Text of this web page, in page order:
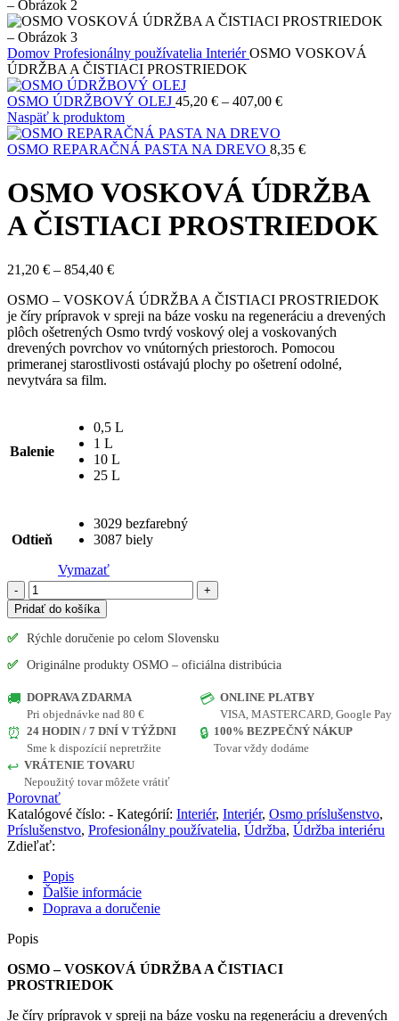
Domov Profesionálny používatelia InteriérOSMO VOSKOVÁ
ÚDRŽBA A ČISTIACI PROSTRIEDOK
OSMO ÚDRŽBOVÝ OLEJ 45,20 € – 407,00 €Price
through
Naspäť k produktom
OSMO REPARAČNÁ PASTA NA DREVO 8,35 €
OSMO VOSKOVÁ ÚDRŽBA
A ČISTIACI PROSTRIEDOK
21,20 € – 854,40 €Price
21,20 €
through
854,40 €
OSMO – VOSKOVÁ ÚDRŽBA A ČISTIACI PROSTRIEDOK
je číry prípravok v spreji na báze vosku na regeneráciu a drevených
plôch ošetrených Osmo tvrdý voskový olej a voskovaných
drevených povrchov vo vnútorných priestoroch. Pomocou
primeranej starostlivosti ostávajú plochy po ošetrení odolné,
nevytvára sa film.
Balenie
0,5 L
1 L
10 L
25 L
Odtieň
3029 bezfarebný
3087 biely
Vymazať
množstvo
OSMO
VOSKOVÁ
ÚDRŽBA
ČISTIACI
Pridať do košíka
✅
Rýchle doručenie po celom Slovensku
✅
Originálne produkty OSMO – oficiálna distribúcia
🚚 DOPRAVA ZDARMA
Pri objednávke nad 80 €
💳 ONLINE PLATBY
VISA, MASTERCARD, Google Pay
⏰ 24 HODIN / 7 DNÍ V TÝŽDNI
Sme k dispozícií nepretržite
🔒 100% BEZPEČNÝ NÁKUP
Tovar vždy dodáme
↩️ VRÁTENIE TOVARU
Nepoužitý tovar môžete vrátiť
Porovnať
Katalógové číslo: - Kategórií: Interiér, Interiér, Osmo príslušenstvo,
Príslušenstvo, Profesionálny používatelia, Údržba, Údržba interiéru
Zdieľať:
Popis
Ďalšie informácie
Doprava a doručenie
Popis
OSMO – VOSKOVÁ ÚDRŽBA A ČISTIACI
PROSTRIEDOK
Je číry prípravok v spreji na báze vosku na regeneráciu a drevených